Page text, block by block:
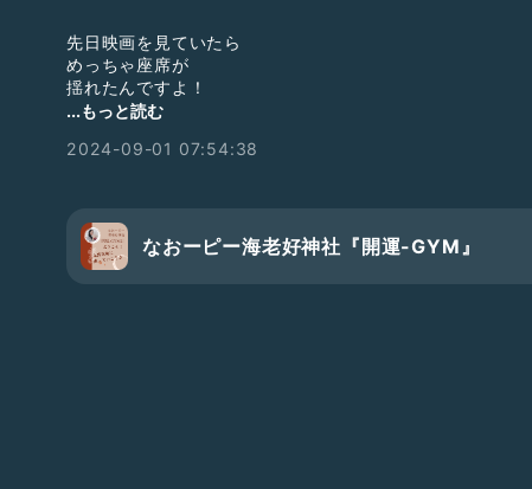
先日映画を見ていたら
めっちゃ座席が
揺れたんですよ！
めっちゃ不安になって
◆◆◆◆◆◆◆◆
誰でも拡大・発展しちゃう神社
...もっと読む
2024-09-01 07:54:38
なおーピー海老好神社『開運-GYM』